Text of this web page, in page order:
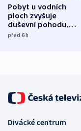
Pobyt u vodních
ploch zvyšuje
duševní pohodu,
ukázala
před 6h
Divácké centrum